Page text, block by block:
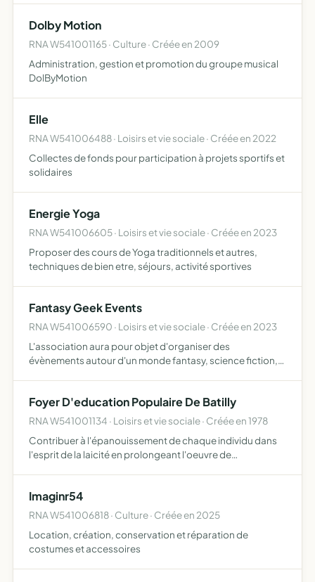
Dolby Motion
RNA W541001165 · Culture · Créée en 2009
Administration, gestion et promotion du groupe musical
DolByMotion
Elle
RNA W541006488 · Loisirs et vie sociale · Créée en 2022
Collectes de fonds pour participation à projets sportifs et
solidaires
Energie Yoga
RNA W541006605 · Loisirs et vie sociale · Créée en 2023
Proposer des cours de Yoga traditionnels et autres,
techniques de bien etre, séjours, activité sportives
Fantasy Geek Events
RNA W541006590 · Loisirs et vie sociale · Créée en 2023
L'association aura pour objet d'organiser des
évènements autour d'un monde fantasy, science fiction,
de la pop cu…
Foyer D'education Populaire De Batilly
RNA W541001134 · Loisirs et vie sociale · Créée en 1978
Contribuer à l'épanouissement de chaque individu dans
l'esprit de la laicité en prolongeant l'oeuvre de
culturelle…
Imaginr54
RNA W541006818 · Culture · Créée en 2025
Location, création, conservation et réparation de
costumes et accessoires